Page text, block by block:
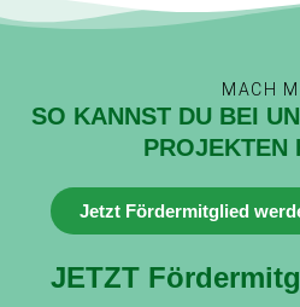
MACH
SO KANNST DU BEI
PROJEKTEN
Jetzt Fördermitglied
JETZT